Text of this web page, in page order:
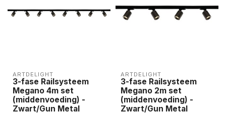
ARTDELIGHT
3-fase Railsysteem
Megano 4m set
(middenvoeding) -
Zwart/Gun Metal
ARTDELIGHT
3-fase Railsysteem
Megano 2m set
(middenvoeding) -
Zwart/Gun Metal